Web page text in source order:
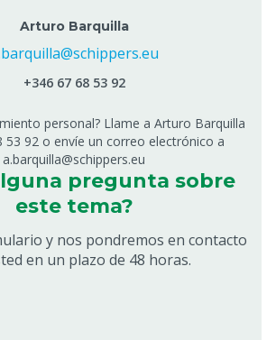
Arturo Barquilla
+346 67 68 53 92
personal? Llame a Arturo Barquilla
53 92 o envíe un correo electrónico a
a.barquilla@schippers.eu
pregunta sobre
este tema?
y nos pondremos en contacto
en un plazo de 48 horas.